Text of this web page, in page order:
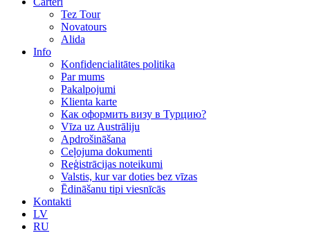
Tez Tour
Novatours
Alida
Info
Konfidencialitātes politika
Par mums
Рakalpojumi
Klienta karte
Как оформить визу в Турцию?
Vīza uz Austrāliju
Apdrošināšana
Ceļojuma dokumenti
Reģistrācijas noteikumi
Valstis, kur var doties bez vīzas
Ēdināšanu tipi viesnīcās
Kontakti
LV
RU